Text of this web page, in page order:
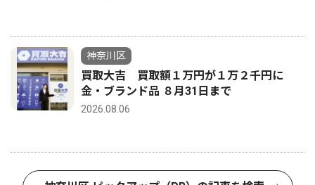
神奈川区
買取大吉 買取額１万円が１万２千円に
金・ブランド品 ８月31日まで
2026.08.06